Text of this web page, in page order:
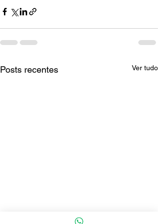
Posts recentes Ver tudo